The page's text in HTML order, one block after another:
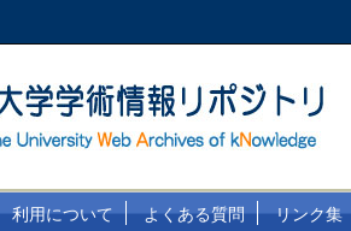
利用について よくある質問 リンク集